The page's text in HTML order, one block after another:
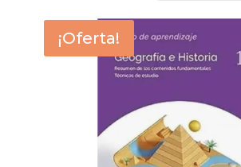
¡Oferta!